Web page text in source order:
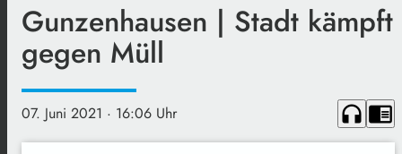
Gunzenhausen | Stadt kämpft
gegen Müll
07. Juni 2021 · 16:06 Uhr headphones chrome_reader_mode